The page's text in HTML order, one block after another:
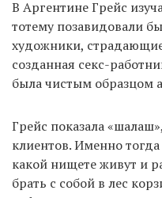
В Аргентине Грейс
тотему позавидовали
художники,
созданная секс-
была чистым образцом
Грейс показала
клиентов. Именно
какой нищете живут и
брать с собой в лес